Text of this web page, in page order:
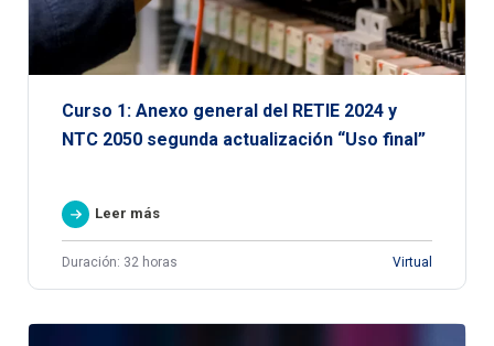
Curso 1: Anexo general del RETIE 2024 y
NTC 2050 segunda actualización “Uso final”
Leer más
Duración: 32 horas Virtual